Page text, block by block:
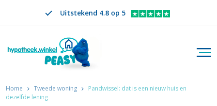
Uitstekend 4.8 op 5
Zoeken
VERANDER TAAL. GESELECTEERDE TAAL IS
NL
Home Tweede woning
Pandwissel: dat is een nieuw huis en
dezelfde lening